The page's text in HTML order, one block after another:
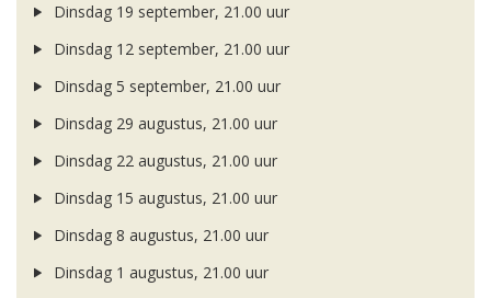
Dinsdag 19 september, 21.00 uur
Dinsdag 12 september, 21.00 uur
Dinsdag 5 september, 21.00 uur
Dinsdag 29 augustus, 21.00 uur
Dinsdag 22 augustus, 21.00 uur
Dinsdag 15 augustus, 21.00 uur
Dinsdag 8 augustus, 21.00 uur
Dinsdag 1 augustus, 21.00 uur